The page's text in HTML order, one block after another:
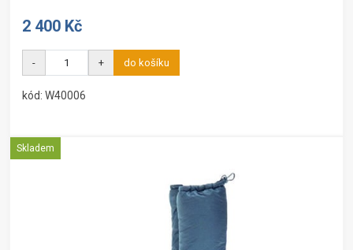
2 400 Kč
- + do košíku
kód: W40006
Skladem